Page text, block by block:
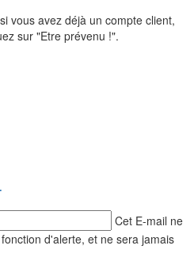
vous avez déjà un compte client,
sur "Etre prévenu !".
Cet E-mail ne
d'alerte, et ne sera jamais